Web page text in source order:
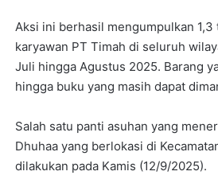
Aksi ini berhasil mengumpulkan
karyawan PT Timah di seluruh
Juli hingga Agustus 2025. Barang
hingga buku yang masih dapat
Salah satu panti asuhan yang
Dhuhaa yang berlokasi di
dilakukan pada Kamis (12/9/2025).